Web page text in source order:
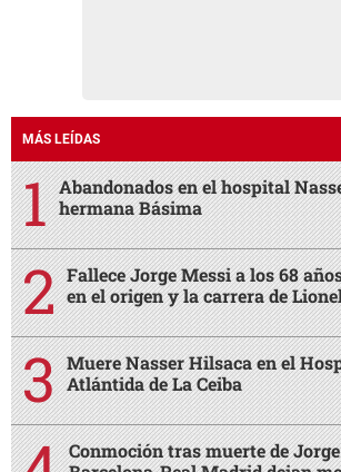
MÁS LEÍDAS
Abandonados en el hospital
hermana Básima
Fallece Jorge Messi a los 68
en el origen y la carrera de
Muere Nasser Hilsaca en el
Atlántida de La Ceiba
Conmoción tras muerte de